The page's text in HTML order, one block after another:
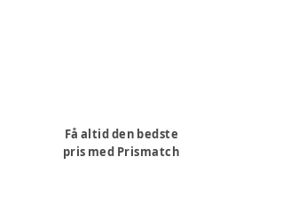
Få altid den bedste
pris med Prismatch